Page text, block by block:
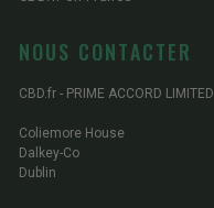
NOUS CONTACTER
CBD.fr - PRIME ACCORD LIMITED
Coliemore House
Dalkey-Co
Dublin